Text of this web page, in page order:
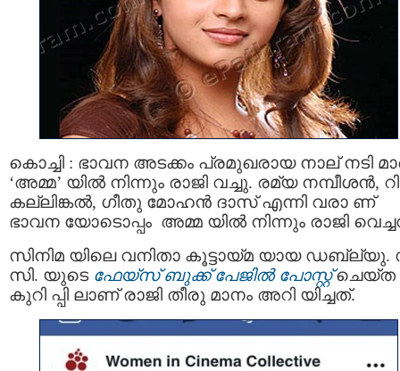
കൊച്ചി : ഭാവന അടക്കം പ്രമുഖരായ നാല് നടി
‘അമ്മ’ യില്‍ നിന്നും രാജി വച്ചു. രമ്യ നമ്പീശന്‍,
കല്ലിങ്കല്‍, ഗീതു മോഹന്‍ ദാസ് എന്നി വരാ ണ്
ഭാവന യോടൊപ്പം അമ്മ യില്‍ നിന്നും രാജി
സിനിമ യിലെ വനിതാ കൂട്ടായ്മ യായ ഡബ്ല്യു.
സി. യുടെ ഫേയ്സ് ബുക്ക് പേജിൽ പോസ്റ്റ്ചെയ്ത
കുറി പ്പി ലാണ് രാജി തീരു മാനം അറി യിച്ചത്.